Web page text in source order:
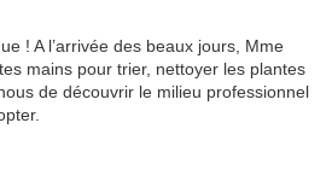
! A l’arrivée des beaux jours, Mme
mains pour trier, nettoyer les plantes
de découvrir le milieu professionnel